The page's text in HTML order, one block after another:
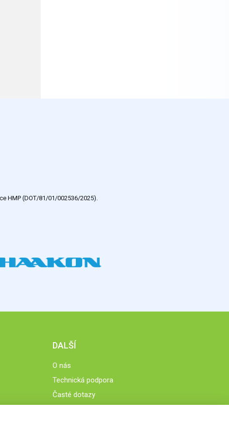
HMP (DOT/81/01/002536/2025).
DALŠÍ
O nás
Technická podpora
Časté dotazy